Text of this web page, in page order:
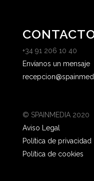
+34 91 206 10 40
Envíanos un mensaje
© SPAINMEDIA 2020
Aviso Legal
Política de privacidad
Política de cookies